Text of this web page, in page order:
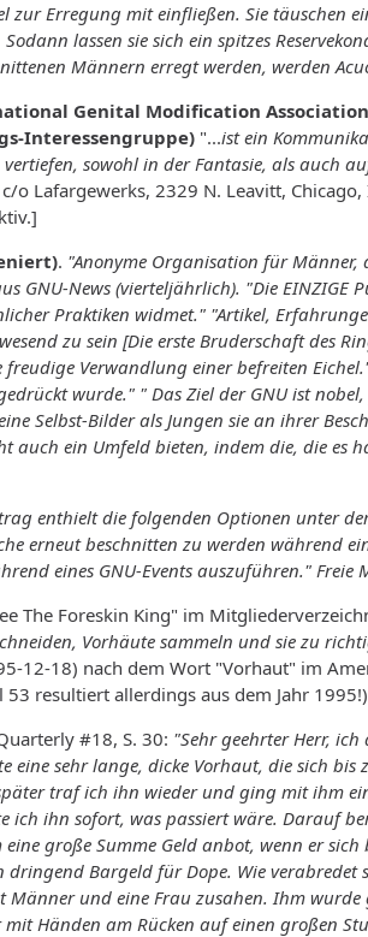
zur Erregung mit einfließen. Sie täuschen
lassen sie sich ein spitzes
Männern erregt werden, werden
Genital Modification
Interessengruppe) "...ist ein
sowohl in der Fantasie, als auch
o Lafargewerks, 2329 N. Leavitt,
. "Anonyme Organisation für
GNU-News (vierteljährlich). "Die EINZIGE
Praktiken widmet." "Artikel,
zu sein [Die erste Bruderschaft des
Verwandlung einer befreiten
wurde." " Das Ziel der GNU ist
Selbst-Bilder als Jungen sie an ihrer
auch ein Umfeld bieten, indem die, die es
enthielt die folgenden Optionen unter
erneut beschnitten zu werden während
eines GNU-Events auszuführen." Freie
The Foreskin King" im
Vorhäute sammeln und sie zu
12-18) nach dem Wort "Vorhaut" im
resultiert allerdings aus dem Jahr
#18, S. 30: "Sehr geehrter Herr,
eine sehr lange, dicke Vorhaut, die sich
traf ich ihn wieder und ging mit ihm
ihn sofort, was passiert wäre. Darauf
große Summe Geld anbot, wenn er
Bargeld für Dope. Wie
und eine Frau zusahen. Ihm
Händen am Rücken auf einen großen